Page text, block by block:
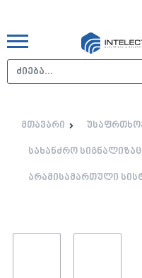
მთავარი
სახანძრო
არამისამართული